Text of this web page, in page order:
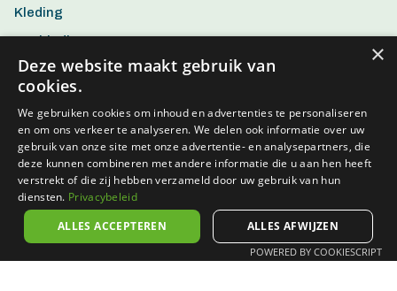
Kleding
Aanbiedingen
×
Deze website maakt gebruik van
cookies.
We gebruiken cookies om inhoud en advertenties te personaliseren
en om ons verkeer te analyseren. We delen ook informatie over uw
gebruik van onze site met onze advertentie- en analysepartners, die
deze kunnen combineren met andere informatie die u aan hen heeft
verstrekt of die zij hebben verzameld door uw gebruik van hun
diensten. Privacybeleid
ALLES ACCEPTEREN
ALLES AFWIJZEN
POWERED BY COOKIESCRIPT